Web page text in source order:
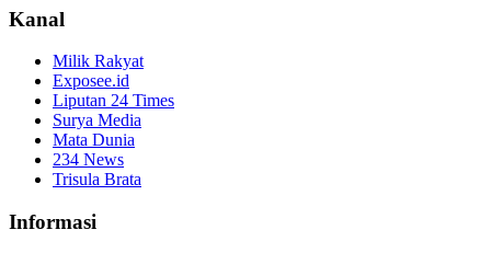
Kanal
Milik Rakyat
Exposee.id
Liputan 24 Times
Surya Media
Mata Dunia
234 News
Trisula Brata
Informasi